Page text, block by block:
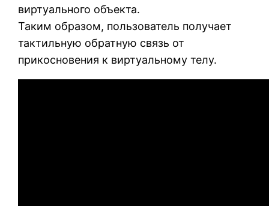
виртуального объекта.
Таким образом, пользователь получает
тактильную обратную связь от
прикосновения к виртуальному телу.